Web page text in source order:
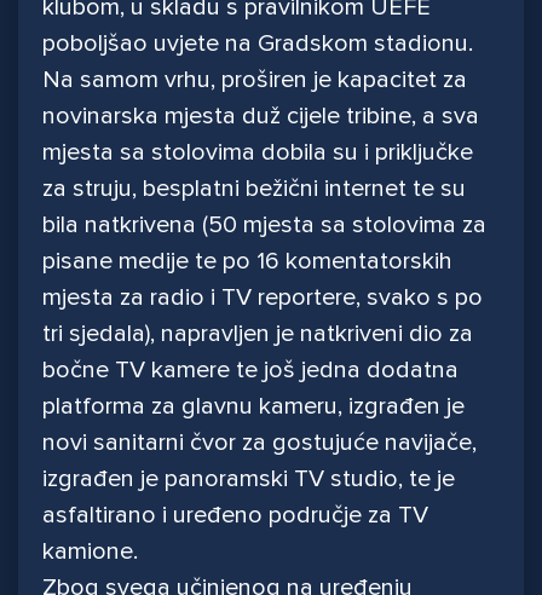
klubom, u skladu s pravilnikom UEFE
poboljšao uvjete na Gradskom stadionu.
Na samom vrhu, proširen je kapacitet za
novinarska mjesta duž cijele tribine, a sva
mjesta sa stolovima dobila su i priključke
za struju, besplatni bežični internet te su
bila natkrivena (50 mjesta sa stolovima za
pisane medije te po 16 komentatorskih
mjesta za radio i TV reportere, svako s po
tri sjedala), napravljen je natkriveni dio za
bočne TV kamere te još jedna dodatna
platforma za glavnu kameru, izgrađen je
novi sanitarni čvor za gostujuće navijače,
izgrađen je panoramski TV studio, te je
asfaltirano i uređeno područje za TV
kamione.
Zbog svega učinjenog na uređenju